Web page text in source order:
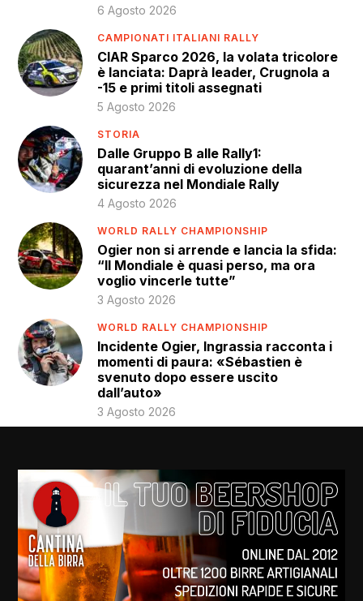
6 Agosto 2026
CAMPIONATI ITALIANI RALLY
CIAR Sparco 2026, la volata tricolore
è lanciata: Daprà leader, Crugnola a
-15 e primi titoli assegnati
5 Agosto 2026
STORIA
Dalle Gruppo B alle Rally1:
quarant’anni di evoluzione della
sicurezza nel Mondiale Rally
4 Agosto 2026
WORLD RALLY CHAMPIONSHIP
Ogier non si arrende e lancia la sfida:
“Il Mondiale è quasi perso, ma ora
voglio vincerle tutte”
3 Agosto 2026
WORLD RALLY CHAMPIONSHIP
Incidente Ogier, Ingrassia racconta i
momenti di paura: «Sébastien è
svenuto dopo essere uscito
dall’auto»
3 Agosto 2026